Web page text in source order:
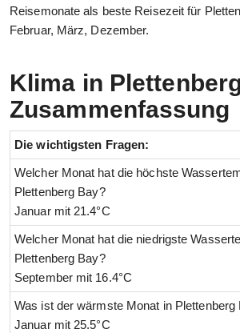
Reisemonate als beste Reisezeit für
Februar, März, Dezember.
Klima in
Zusammenfassung
Die wichtigsten Fragen:
Welcher Monat hat die höchste
Plettenberg Bay?
Januar mit 21.4°C
Welcher Monat hat die niedrigste
Plettenberg Bay?
September mit 16.4°C
Was ist der wärmste Monat in Plettenberg
Januar mit 25.5°C